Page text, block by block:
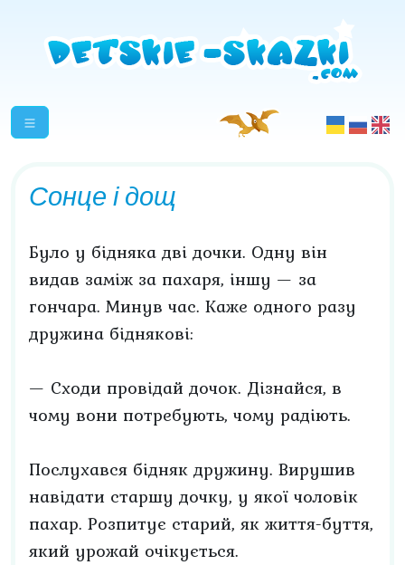
Сонце і дощ
Було у бідняка дві дочки. Одну він
видав заміж за пахаря, іншу — за
гончара. Минув час. Каже одного разу
дружина біднякові:
— Сходи провідай дочок. Дізнайся, в
чому вони потребують, чому радіють.
Послухався бідняк дружину. Вирушив
навідати старшу дочку, у якої чоловік
пахар. Розпитує старий, як життя-буття,
який урожай очікується.